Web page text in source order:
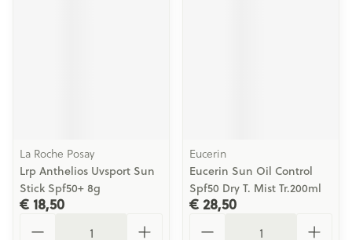
La Roche Posay
Lrp Anthelios Uvsport Sun
Stick Spf50+ 8g
€ 18,50
Eucerin
Eucerin Sun Oil Control
Spf50 Dry T. Mist Tr.200ml
€ 28,50